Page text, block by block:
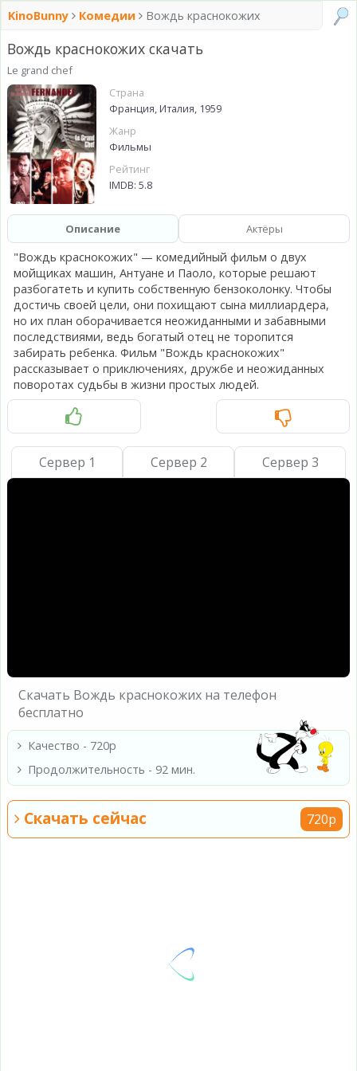
KinoBunny Комедии Вождь краснокожих
Вождь краснокожих скачать
Le grand chef
Страна
Франция, Италия, 1959
Жанр
Фильмы
Рейтинг
IMDB: 5.8
Описание Актёры
"Вождь краснокожих" — комедийный фильм о двух
мойщиках машин, Антуане и Паоло, которые решают
разбогатеть и купить собственную бензоколонку. Чтобы
достичь своей цели, они похищают сына миллиардера,
но их план оборачивается неожиданными и забавными
последствиями, ведь богатый отец не торопится
забирать ребенка. Фильм "Вождь краснокожих"
рассказывает о приключениях, дружбе и неожиданных
поворотах судьбы в жизни простых людей.
Сервер 1 Сервер 2 Сервер 3
Скачать Вождь краснокожих на телефон
бесплатно
Качество - 720p
Продолжительность - 92 мин.
Скачать сейчас 720p